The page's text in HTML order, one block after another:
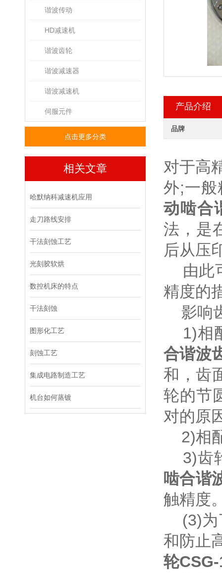
谐波传动
HD减速机
谐波齿轮
谐波减速器
谐波减速机
伺服元件
点击更多分类
相关文章
哈默纳科减速机应用
走刀路线安排
干法刻蚀工艺
光刻胶软烘
数控机床的特点
干法刻蚀
图形化工艺
刻蚀工艺
集成电路制造工艺
机台如何蒸镀
产品介绍
品牌
对于高
外;一般
动啮合
法，是
后从压
由此
精度的
影响
1)相
合谐波
和，齿
轮的节
对的原
2)相
3)齿
啮合谐
触精度
(3)为
和防止
轮